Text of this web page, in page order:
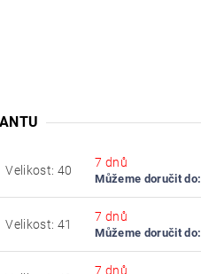
Velikost: 40
7 dnů
Můžeme doručit do:
Velikost: 41
7 dnů
Můžeme doručit do:
7 dnů